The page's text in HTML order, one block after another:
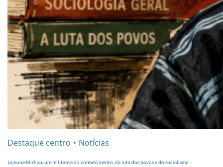
Destaque centro Notícias
Lejeune Mirhan, um militante do conhecimento, da luta dos povos e do socialismo